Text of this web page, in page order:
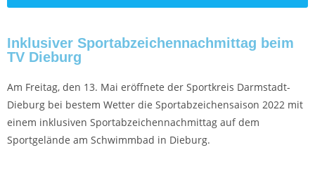
Inklusiver Sportabzeichennachmittag beim
TV Dieburg
Am Freitag, den 13. Mai eröffnete der Sportkreis Darmstadt-
Dieburg bei bestem Wetter die Sportabzeichensaison 2022 mit
einem inklusiven Sportabzeichennachmittag auf dem
Sportgelände am Schwimmbad in Dieburg.